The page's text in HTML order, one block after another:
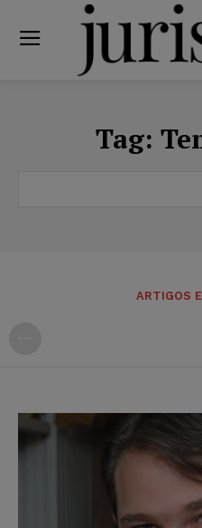
Tag:
ARTIGOS